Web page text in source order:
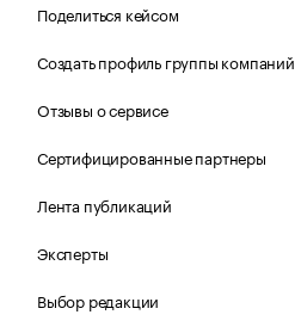
Поделиться кейсом
Создать профиль группы компаний
Отзывы о сервисе
Сертифицированные партнеры
Лента публикаций
Эксперты
Выбор редакции